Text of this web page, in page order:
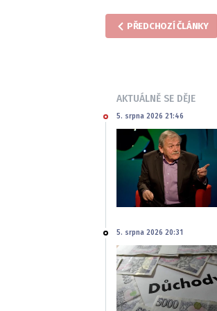
PŘEDCHOZÍ ČLÁNKY
AKTUÁLNĚ SE DĚJE
5. srpna 2026 21:46
5. srpna 2026 20:31